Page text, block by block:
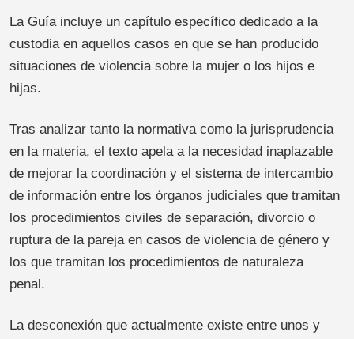
La Guía incluye un capítulo específico dedicado a la
custodia en aquellos casos en que se han producido
situaciones de violencia sobre la mujer o los hijos e
hijas.
Tras analizar tanto la normativa como la jurisprudencia
en la materia, el texto apela a la necesidad inaplazable
de mejorar la coordinación y el sistema de intercambio
de información entre los órganos judiciales que tramitan
los procedimientos civiles de separación, divorcio o
ruptura de la pareja en casos de violencia de género y
los que tramitan los procedimientos de naturaleza
penal.
La desconexión que actualmente existe entre unos y